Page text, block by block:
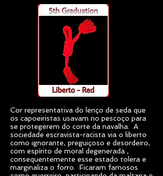
Cor representativa do lenço de seda que
os capoeiristas usavam no pescoço para
se protegerem do corte da navalha. A
sociedade escravista-racista via o liberto
como ignorante, preguiçoso e desordeiro,
com espírito de moral degenerada ,
consequentemente esse estado tolera e
marginaliza o forro. Ficaram famosos